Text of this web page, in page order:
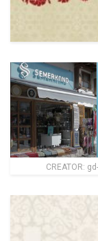
CREATOR: